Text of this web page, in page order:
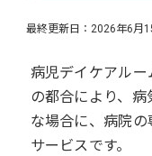
最終更新日： 2026年6月
病児デイケアル
の都合により、
な場合に、病院
サービスです。